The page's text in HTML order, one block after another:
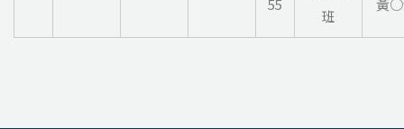
55
班
黃○